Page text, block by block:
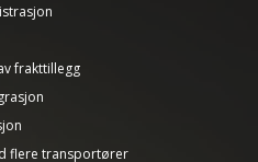
frakttillegg
flere transportører